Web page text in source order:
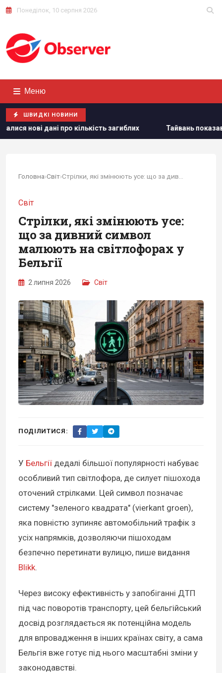
Понеділок, 10 серпня 2026
Меню
ШВИДКІ НОВИНИ
загиблих Тайвань показав під час військових
Головна›Світ›
Світ
Стрілки, які змінюють усе:
що за дивний символ
малюють на світлофорах у
Бельгії
2 липня 2026 Світ
ПОДІЛИТИСЯ:
У Бельгії дедалі більшої популярності набуває
особливий тип світлофора, де силует пішохода
оточений стрілками. Цей символ позначає
систему "зеленого квадрата" (vierkant groen),
яка повністю зупиняє автомобільний трафік з
усіх напрямків, дозволяючи пішоходам
безпечно перетинати вулицю, пише видання
Blikk.
Через високу ефективність у запобіганні ДТП
під час поворотів транспорту, цей бельгійський
досвід розглядається як потенційна модель
для впровадження в інших країнах світу, а сама
Бельгія вже готує під нього масштабні зміни у
законодавстві.